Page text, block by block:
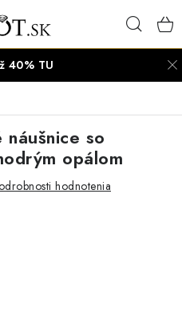
40% TU
so
opálom
hodnotenia